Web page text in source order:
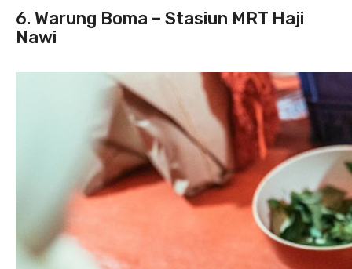
6. Warung Boma – Stasiun MRT Haji
Nawi